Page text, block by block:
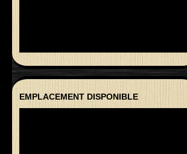
EMPLACEMENT DISPONIBLE